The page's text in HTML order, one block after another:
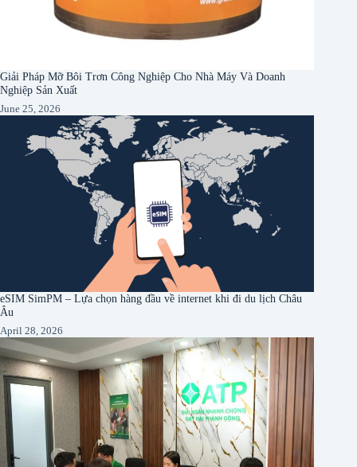
Giải Pháp Mỡ Bôi Trơn Công Nghiệp Cho Nhà Máy Và Doanh
Nghiệp Sản Xuất
June 25, 2026
eSIM SimPM – Lựa chọn hàng đầu về internet khi đi du lịch Châu
Âu
April 28, 2026